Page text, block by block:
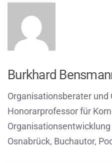
Burkhard
Organisationsberater und
Honorarprofessor für
Osnabrück, Buchautor,